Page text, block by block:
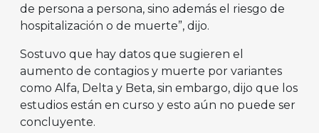
de persona a persona, sino además el riesgo de
hospitalización o de muerte”, dijo.
Sostuvo que hay datos que sugieren el
aumento de contagios y muerte por variantes
como Alfa, Delta y Beta, sin embargo, dijo que los
estudios están en curso y esto aún no puede ser
concluyente.